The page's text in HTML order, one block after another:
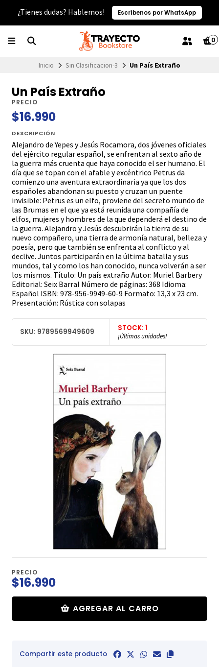
¿Tienes dudas? Hablemos! Escríbenos por WhatsApp
0
Inicio Sin Clasificacion-3 Un País Extraño
Un País Extraño
PRECIO
$16.990
DESCRIPCIÓN
Alejandro de Yepes y Jesús Rocamora, dos jóvenes oficiales
del ejército regular español, se enfrentan al sexto año de
la guerra más cruenta que haya conocido el ser humano. El
día que se topan con el afable y excéntrico Petrus da
comienzo una aventura extraordinaria ya que los dos
españoles abandonan su puesto y cruzan un puente
invisible: Petrus es un elfo, proviene del secreto mundo de
las Brumas en el que ya está reunida una compañía de
elfos, mujeres y hombres de la que dependerá el destino de
la guerra. Alejandro y Jesús descubrirán la tierra de su
nuevo compañero, una tierra de armonía natural, belleza y
poesía, pero que también se enfrenta al conflicto y al
declive. Juntos participarán en la última batalla y sus
mundos, tal y como los han conocido, nunca volverán a ser
los mismos. Título: Un país extraño Autor: Muriel Barbery
Editorial: Seix Barral Número de páginas: 368 Idioma:
Español ISBN: 978-956-9949-60-9 Formato: 13,3 x 23 cm.
Presentación: Rústica con solapas
SKU: 9789569949609 STOCK: 1
¡Últimas unidades!
PRECIO
$16.990
AGREGAR AL CARRO
Compartir este producto